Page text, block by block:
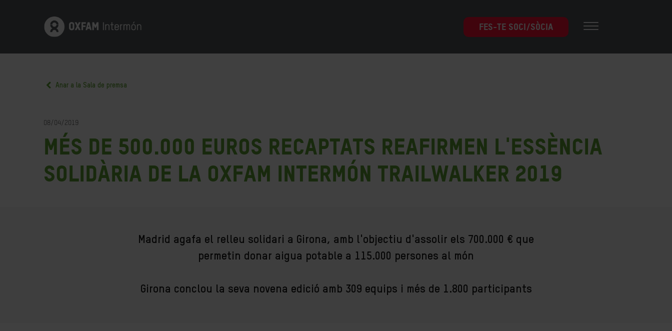
FES-TE SOCI/SÒCIA
Anar a la Sala de premsa
08/04/2019
Més de 500.000 euros recaptats reafirmen l'essència
solidària de la Oxfam Intermón Trailwalker 2019
Madrid agafa el relleu solidari a Girona, amb l'objectiu d'assolir els 700.000 € que
permetin donar aigua potable a 115.000 persones al món
Girona conclou la seva novena edició amb 309 equips i més de 1.800 participants